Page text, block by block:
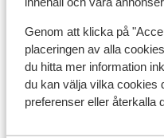
Genom att klicka på
placeringen av alla
du hitta mer information
du kan välja vilka cookies
preferenser eller återkalla
Valuta:
Den officiella valutan är
Dricks:
Det är normalt att ge 10